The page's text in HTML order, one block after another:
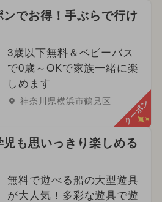
ンでお得！手ぶらで行け
3歳以下無料＆ベビーバス
で0歳～OKで家族一緒に楽
しめます
神奈川県横浜市鶴見区 クーポン
児も思いっきり楽しめる
無料で遊べる船の大型遊具
が大人気！多彩な遊具で遊